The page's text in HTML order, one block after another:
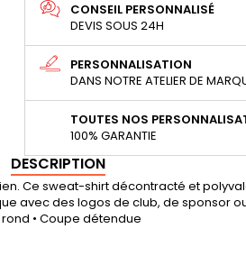
CONSEIL PERSONNALISÉ
DEVIS SOUS 24H
PERSONNALISATION
DANS NOTRE ATELIER DE
TOUTES NOS
100% GARANTIE
DESCRIPTION
Ce sweat-shirt décontracté et
avec des logos de club, de sponsor
• Coupe détendue